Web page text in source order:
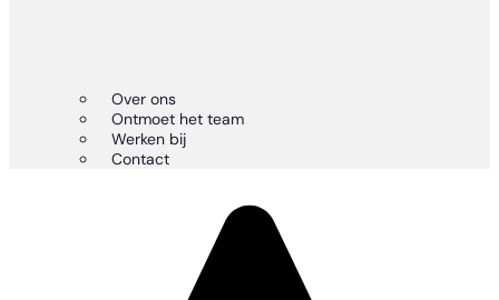
Over ons
Ontmoet het team
Werken bij
Contact